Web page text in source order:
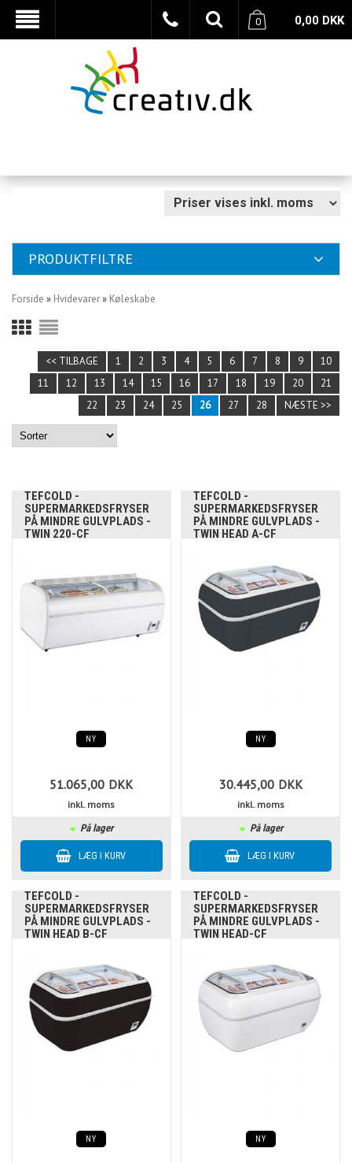
0,00 DKK
0
PRODUKTFILTRE
Forside » Hvidevarer» Køleskabe
<< TILBAGE 1 2 3 4 5 6 7 8 9
10
11
12 13 14 15 16 17 18 19 20
21
22
23 24 25 26 27 28 NÆSTE >>
TEFCOLD -
SUPERMARKEDSFRYSER
PÅ MINDRE GULVPLADS -
TWIN 220-CF
NY
51.065,00 DKK
inkl. moms
På lager
TEFCOLD -
SUPERMARKEDSFRYSER
PÅ MINDRE GULVPLADS -
TWIN HEAD A-CF
NY
30.445,00 DKK
inkl. moms
På lager
TEFCOLD -
SUPERMARKEDSFRYSER
PÅ MINDRE GULVPLADS -
TWIN HEAD B-CF
NY
TEFCOLD -
SUPERMARKEDSFRYSER
PÅ MINDRE GULVPLADS -
TWIN HEAD-CF
NY